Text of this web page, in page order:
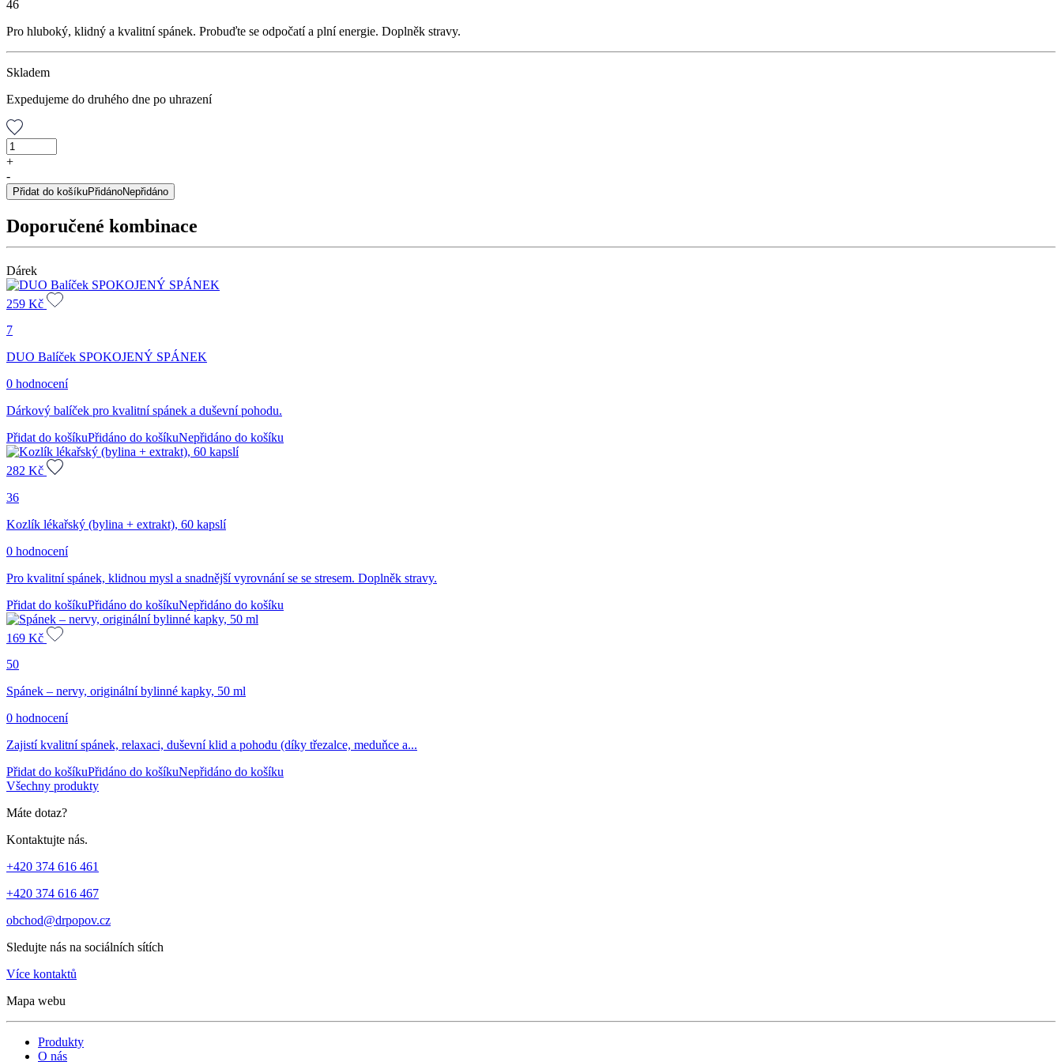
46
Pro hluboký, klidný a kvalitní spánek. Probuďte se odpočatí a plní energie. Doplněk stravy.
Skladem
Expedujeme do druhého dne po uhrazení
Konopný
čaj
CBD
Spánek,
g
množství
+
-
Přidat do košíkuPřidánoNepřidáno
Doporučené kombinace
Dárek
259 Kč
7
DUO Balíček SPOKOJENÝ SPÁNEK
0 hodnocení
Dárkový balíček pro kvalitní spánek a duševní pohodu.
Přidat do košíkuPřidáno do košíkuNepřidáno do košíku
282 Kč
36
Kozlík lékařský (bylina + extrakt), 60 kapslí
0 hodnocení
Pro kvalitní spánek, klidnou mysl a snadnější vyrovnání se se stresem. Doplněk stravy.
Přidat do košíkuPřidáno do košíkuNepřidáno do košíku
169 Kč
50
Spánek – nervy, originální bylinné kapky, 50 ml
0 hodnocení
Zajistí kvalitní spánek, relaxaci, duševní klid a pohodu (díky třezalce, meduňce a...
Přidat do košíkuPřidáno do košíkuNepřidáno do košíku
Všechny produkty
Máte dotaz?
Kontaktujte nás.
+420 374 616 461
+420 374 616 467
obchod@drpopov.cz
Sledujte nás na sociálních sítích
Více kontaktů
Mapa webu
Produkty
O nás